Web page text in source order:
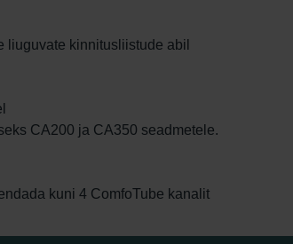
liuguvate kinnitusliistude abil
CA200 ja CA350 seadmetele.
kuni 4 ComfoTube kanalit